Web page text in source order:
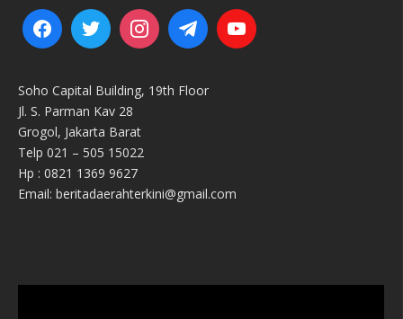
Soho Capital Building, 19th Floor
Jl. S. Parman Kav 28
Grogol, Jakarta Barat
Telp 021 – 505 15022
Hp : 0821 1369 9627
Email: beritadaerahterkini@gmail.com